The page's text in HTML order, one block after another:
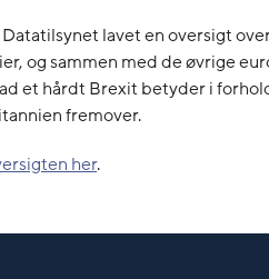
Datatilsynet lavet en oversigt
og sammen med de øvrige
et hårdt Brexit betyder i
fremover.
her.